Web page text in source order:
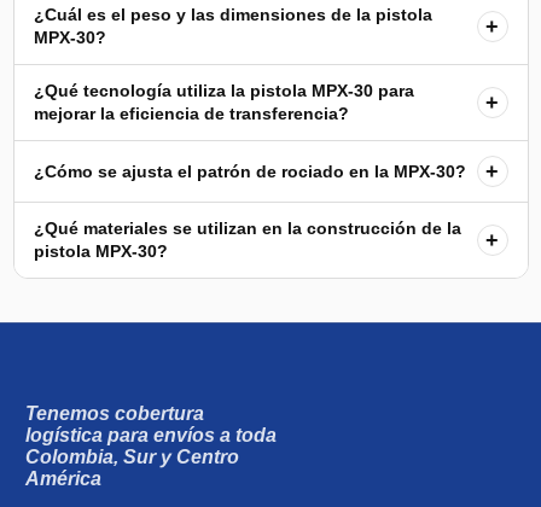
¿Cuál es el peso y las dimensiones de la pistola
MPX-30?
+
¿Qué tecnología utiliza la pistola MPX-30 para
mejorar la eficiencia de transferencia?
+
¿Cómo se ajusta el patrón de rociado en la MPX-30? +
¿Qué materiales se utilizan en la construcción de la
pistola MPX-30?
+
Tenemos cobertura
logística para envíos a toda
Colombia, Sur y Centro
América